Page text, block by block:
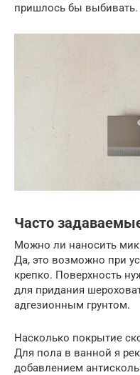
пришлось бы выбивать.
Часто
Можно ли наносить
Да, это возможно при
крепко. Поверхность
для придания
адгезионным грунтом.
Насколько покрытие
Для пола в ванной я
добавлением